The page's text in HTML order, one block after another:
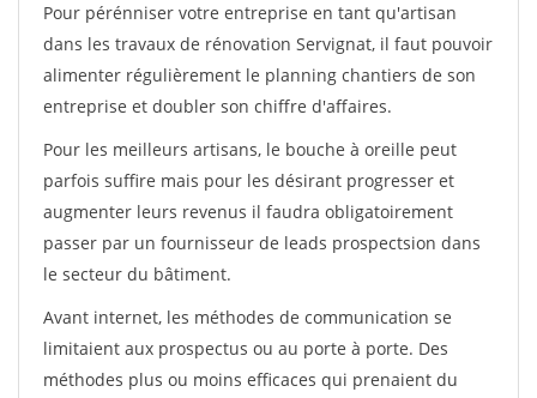
Pour pérénniser votre entreprise en tant qu'artisan
dans les travaux de rénovation Servignat, il faut pouvoir
alimenter régulièrement le planning chantiers de son
entreprise et doubler son chiffre d'affaires.
Pour les meilleurs artisans, le bouche à oreille peut
parfois suffire mais pour les désirant progresser et
augmenter leurs revenus il faudra obligatoirement
passer par un fournisseur de leads prospectsion dans
le secteur du bâtiment.
Avant internet, les méthodes de communication se
limitaient aux prospectus ou au porte à porte. Des
méthodes plus ou moins efficaces qui prenaient du